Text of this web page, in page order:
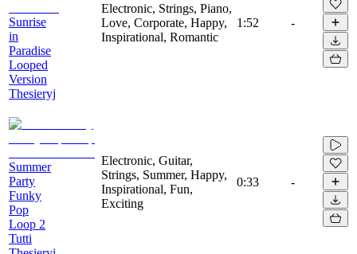
Sunrise
in
Paradise
Looped
Version
Thesieryj
Electronic, Strings, Piano,
Love, Corporate, Happy,
Inspirational, Romantic
1:52 -
Summer
Party
Funky
Pop
Loop 2
Tutti
Electronic, Guitar,
Strings, Summer, Happy,
Inspirational, Fun,
Exciting
0:33 -